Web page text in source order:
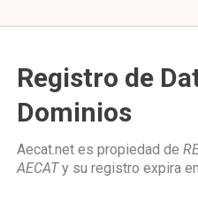
Registro de
Dominios
Aecat.net es propiedad de
AECATy su registro expira en